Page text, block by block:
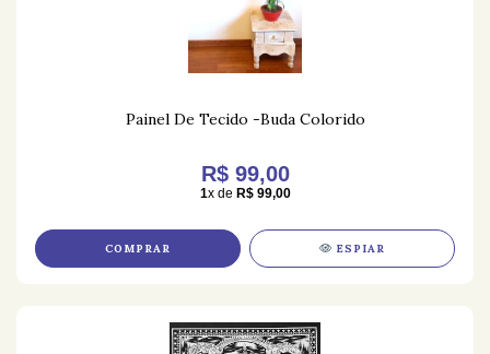
Painel De Tecido -Buda Colorido
R$ 99,00
1x de R$ 99,00
COMPRAR ESPIAR